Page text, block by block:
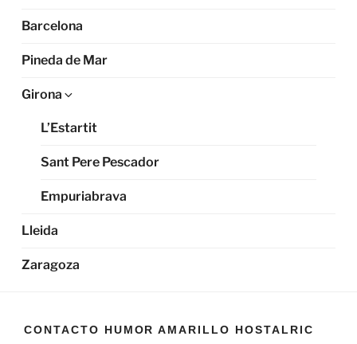
Barcelona
Pineda de Mar
Girona
L’Estartit
Sant Pere Pescador
Empuriabrava
Lleida
Zaragoza
CONTACTO HUMOR AMARILLO HOSTALRIC